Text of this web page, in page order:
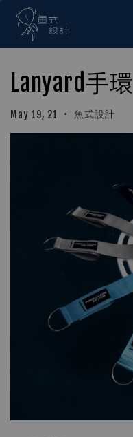
Lanyard手環
May 19, 21 • 魚式設計